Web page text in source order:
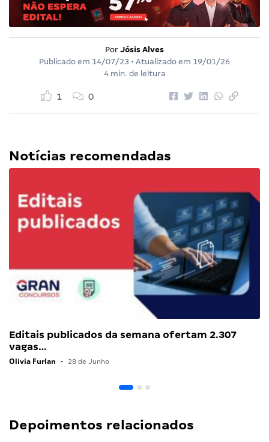
Por Jósis Alves
Publicado em 14/07/23 • Atualizado em 19/01/26
4 min. de leitura
1 0
Notícias recomendadas
Editais publicados da semana ofertam 2.307
vagas…
Olivia Furlan • 28 de Junho
Depoimentos relacionados